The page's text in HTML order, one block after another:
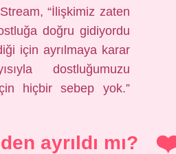
“İlişkimiz zaten
doğru gidiyordu
için ayrılmaya karar
dostluğumuzu
hiçbir sebep yok.”
ayrıldı mı?